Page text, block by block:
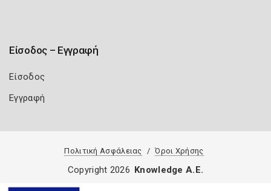
Είσοδος – Εγγραφή
Είσοδος
Εγγραφή
Πολιτική Ασφάλειας Όροι Χρήσης
Copyright 2026 Knowledge A.E.